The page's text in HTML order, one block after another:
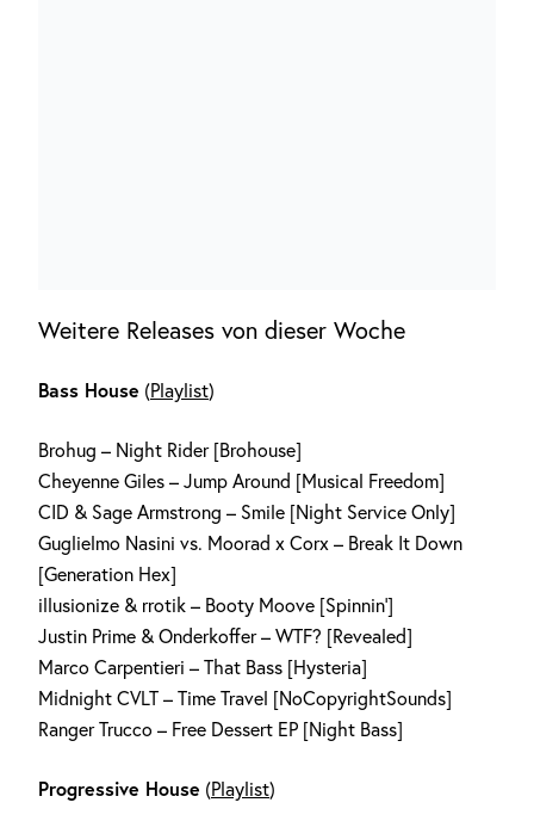
Weitere Releases von dieser Woche
Bass House (Playlist)
Brohug – Night Rider [Brohouse]
Cheyenne Giles – Jump Around [Musical Freedom]
CID & Sage Armstrong – Smile [Night Service Only]
Guglielmo Nasini vs. Moorad x Corx – Break It Down
[Generation Hex]
illusionize & rrotik – Booty Moove [Spinnin‘]
Justin Prime & Onderkoffer – WTF? [Revealed]
Marco Carpentieri – That Bass [Hysteria]
Midnight CVLT – Time Travel [NoCopyrightSounds]
Ranger Trucco – Free Dessert EP [Night Bass]
Progressive House (Playlist)